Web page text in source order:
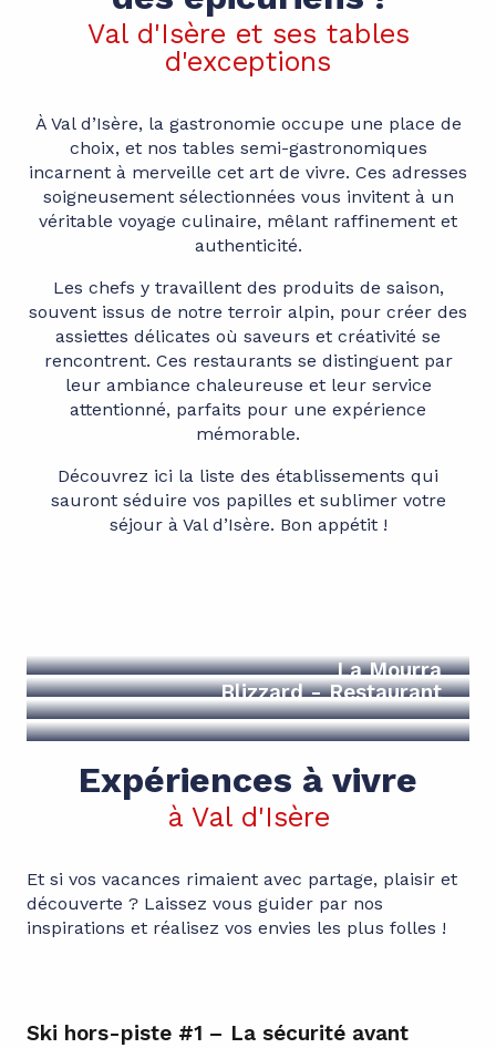
Val d'Isère et ses tables
d'exceptions
À Val d’Isère, la gastronomie occupe une place de
choix, et nos tables semi-gastronomiques
incarnent à merveille cet art de vivre. Ces adresses
soigneusement sélectionnées vous invitent à un
véritable voyage culinaire, mêlant raffinement et
authenticité.
Les chefs y travaillent des produits de saison,
souvent issus de notre terroir alpin, pour créer des
assiettes délicates où saveurs et créativité se
rencontrent. Ces restaurants se distinguent par
leur ambiance chaleureuse et leur service
attentionné, parfaits pour une expérience
mémorable.
Découvrez ici la liste des établissements qui
sauront séduire vos papilles et sublimer votre
séjour à Val d’Isère. Bon appétit !
La Mourra
Blizzard - Restaurant
Expériences à vivre
à Val d'Isère
Et si vos vacances rimaient avec partage, plaisir et
découverte ? Laissez vous guider par nos
inspirations et réalisez vos envies les plus folles !
Ski hors-piste #1 – La sécurité avant